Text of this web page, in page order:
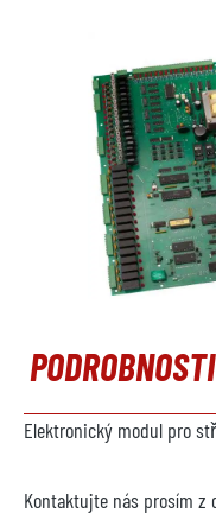
Elektronický modul pro
Kontaktujte nás prosím z